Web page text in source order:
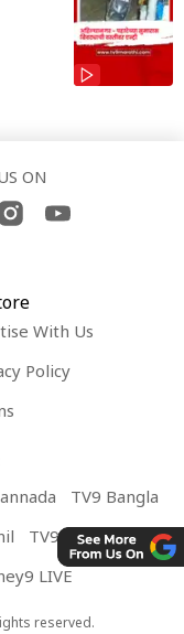
ON
With Us
Policy
TV9 Bangla
TV9 Malayalam
LIVE
reserved.